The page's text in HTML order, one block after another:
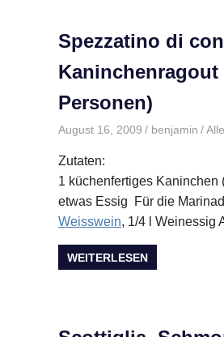
Spezzatino di
Kaninchenragout
Personen)
August 16, 2009 benjamin
Zutaten:
1 küchenfertiges Kaninchen
etwas Essig Für die
Weisswein, 1/4 l Weinessig
WEITERLESEN